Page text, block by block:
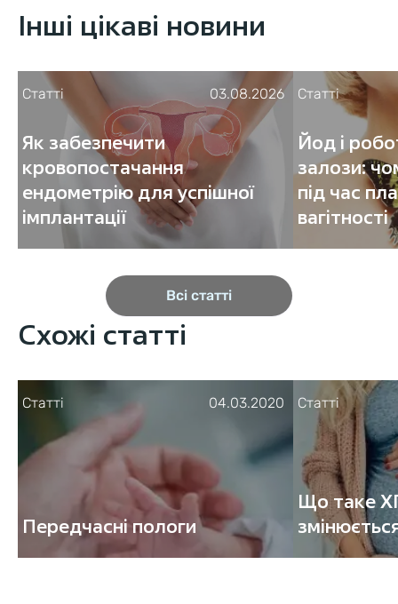
Інші цікаві новини
Статті 03.08.2026
Як забезпечити
кровопостачання
ендометрію для успішної
імплантації
Статті
Йод і
залози:
під час
вагітності
Всі статті
Схожі статті
Статті 04.03.2020
Передчасні пологи
Статті
Що таке